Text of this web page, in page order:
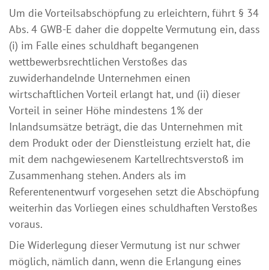
Um die Vorteilsabschöpfung zu erleichtern, führt § 34
Abs. 4 GWB-E daher die doppelte Vermutung ein, dass
(i) im Falle eines schuldhaft begangenen
wettbewerbsrechtlichen Verstoßes das
zuwiderhandelnde Unternehmen einen
wirtschaftlichen Vorteil erlangt hat, und (ii) dieser
Vorteil in seiner Höhe mindestens 1% der
Inlandsumsätze beträgt, die das Unternehmen mit
dem Produkt oder der Dienstleistung erzielt hat, die
mit dem nachgewiesenem Kartellrechtsverstoß im
Zusammenhang stehen. Anders als im
Referentenentwurf vorgesehen setzt die Abschöpfung
weiterhin das Vorliegen eines schuldhaften Verstoßes
voraus.
Die Widerlegung dieser Vermutung ist nur schwer
möglich, nämlich dann, wenn die Erlangung eines